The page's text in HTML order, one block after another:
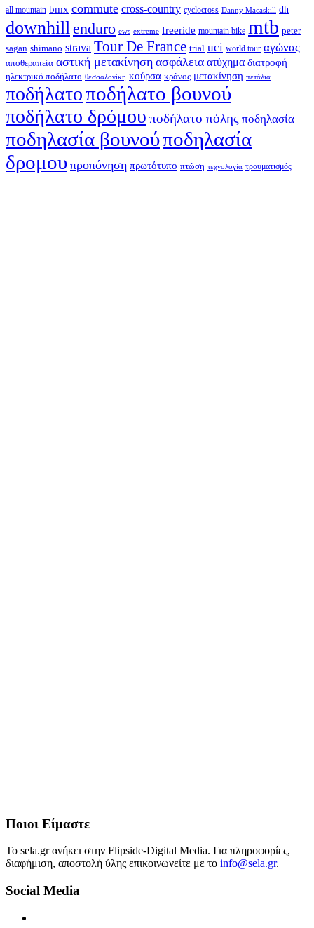
all mountain bmx commute cross-country cyclocross Danny Macaskill dh
downhillenduro ews extreme freeride mountain bike mtb peter
sagan shimano strava Tour De France trial uci world tour αγώνας
αποθεραπεία αστική μετακίνηση ασφάλεια ατύχημα διατροφή
ηλεκτρικό ποδήλατο θεσσαλονίκη κούρσα κράνος μετακίνηση πετάλια
ποδήλατοποδήλατο βουνού
ποδήλατο δρόμου ποδήλατο πόλης ποδηλασία
ποδηλασία βουνούποδηλασία
δρομου προπόνηση πρωτότυπο πτώση τεχνολογία τραυματισμός
Ποιοι Είμαστε
Το sela.gr ανήκει στην Flipside-Digital Media. Για πληροφορίες,
διαφήμιση, αποστολή ύλης επικοινωνείτε με το info@sela.gr.
Social Media